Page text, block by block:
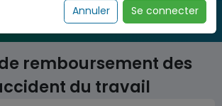
togolaise
remboursement des
du travail
Annuler Se connecter